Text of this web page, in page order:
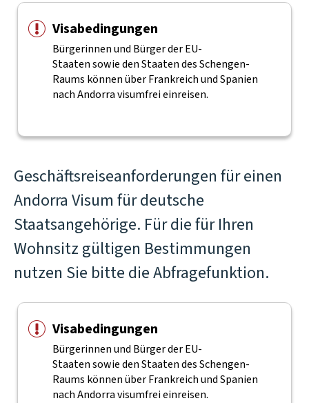
Visabedingungen
Bürgerinnen und Bürger der EU-
Staaten sowie den Staaten des Schengen-
Raums können über Frankreich und Spanien
nach Andorra visumfrei einreisen.
Geschäftsreiseanforderungen für einen
Andorra Visum für deutsche
Staatsangehörige. Für die für Ihren
Wohnsitz gültigen Bestimmungen
nutzen Sie bitte die Abfragefunktion.
Visabedingungen
Bürgerinnen und Bürger der EU-
Staaten sowie den Staaten des Schengen-
Raums können über Frankreich und Spanien
nach Andorra visumfrei einreisen.